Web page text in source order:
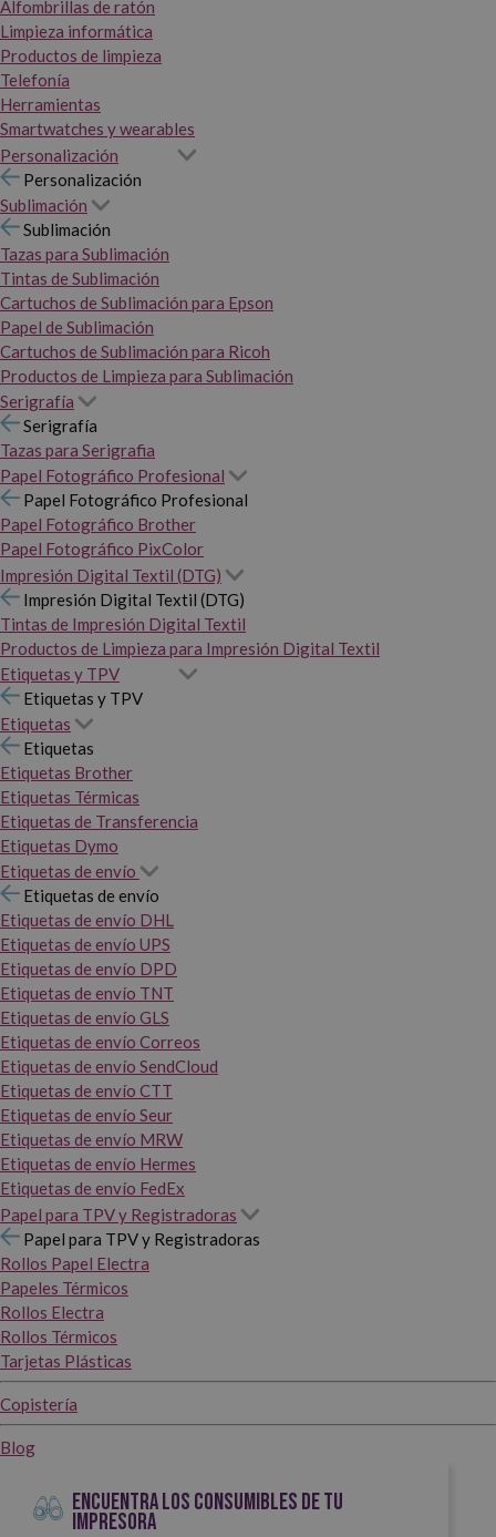
Alfombrillas de ratón
Limpieza informática
Productos de limpieza
Telefonía
Herramientas
Smartwatches y wearables
Personalización
Personalización
Sublimación
Sublimación
Tazas para Sublimación
Tintas de Sublimación
Cartuchos de Sublimación para Epson
Papel de Sublimación
Cartuchos de Sublimación para Ricoh
Productos de Limpieza para Sublimación
Serigrafía
Serigrafía
Tazas para Serigrafia
Papel Fotográfico Profesional
Papel Fotográfico Profesional
Papel Fotográfico Brother
Papel Fotográfico PixColor
Impresión Digital Textil (DTG)
Impresión Digital Textil (DTG)
Tintas de Impresión Digital Textil
Productos de Limpieza para Impresión Digital Textil
Etiquetas y TPV
Etiquetas y TPV
Etiquetas
Etiquetas
Etiquetas Brother
Etiquetas Térmicas
Etiquetas de Transferencia
Etiquetas Dymo
Etiquetas de envío
Etiquetas de envío
Etiquetas de envío DHL
Etiquetas de envío UPS
Etiquetas de envío DPD
Etiquetas de envío TNT
Etiquetas de envío GLS
Etiquetas de envío Correos
Etiquetas de envío SendCloud
Etiquetas de envío CTT
Etiquetas de envío Seur
Etiquetas de envío MRW
Etiquetas de envío Hermes
Etiquetas de envío FedEx
Papel para TPV y Registradoras
Papel para TPV y Registradoras
Rollos Papel Electra
Papeles Térmicos
Rollos Electra
Rollos Térmicos
Tarjetas Plásticas
Copistería
Blog
ENCUENTRA LOS CONSUMIBLES DE TU
IMPRESORA